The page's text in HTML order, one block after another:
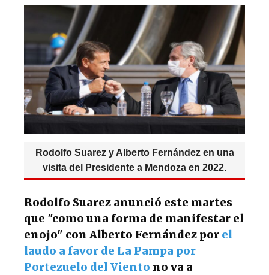
p
p
b
o
o
k
ra
m
Rodolfo Suarez y Alberto Fernández en una
visita del Presidente a Mendoza en 2022.
Rodolfo Suarez anunció este martes
que "como una forma de manifestar el
enojo" con Alberto Fernández por el
laudo a favor de La Pampa por
Portezuelo del Viento no va a